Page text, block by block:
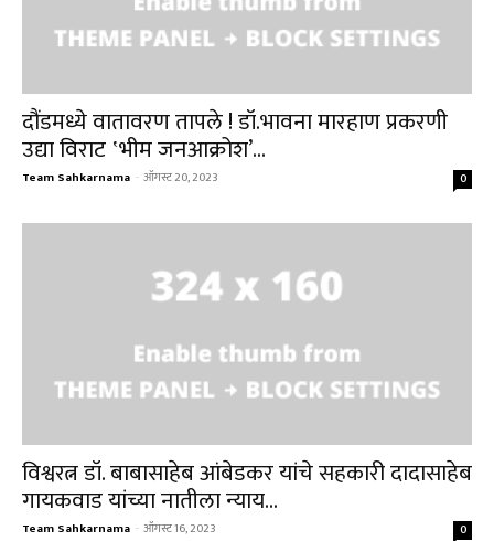
दौंडमध्ये वातावरण तापले ! डॉ.भावना मारहाण प्रकरणी
उद्या विराट ‛भीम जनआक्रोश’...
Team Sahkarnama - ऑगस्ट 20, 2023 0
विश्वरत्न डॉ. बाबासाहेब आंबेडकर यांचे सहकारी दादासाहेब
गायकवाड यांच्या नातीला न्याय...
Team Sahkarnama - ऑगस्ट 16, 2023 0